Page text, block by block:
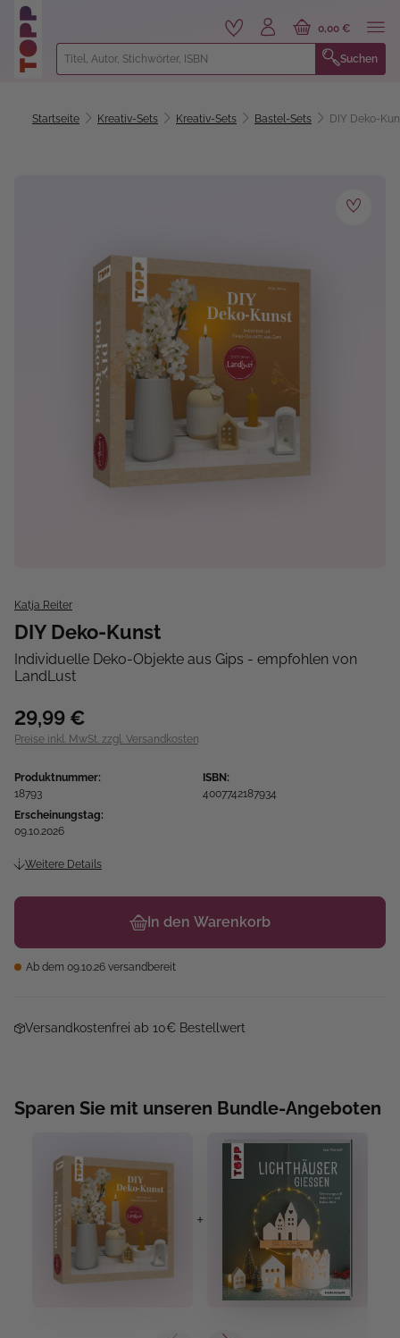
springen
Suchen
0,00 €
Startseite Kreativ-Sets Kreativ-Sets Bastel-Sets DIY Deko-
Katja Reiter
DIY Deko-Kunst
Individuelle Deko-Objekte aus Gips - empfohlen von
LandLust
29,99 €
Preise inkl. MwSt. zzgl. Versandkosten
Produktnummer:
18793
ISBN:
4007742187934
Erscheinungstag:
09.10.2026
Weitere Details
In den Warenkorb
Ab dem 09.10.26 versandbereit
Versandkostenfrei ab 10€ Bestellwert
Sparen Sie mit unseren Bundle-Angeboten
+